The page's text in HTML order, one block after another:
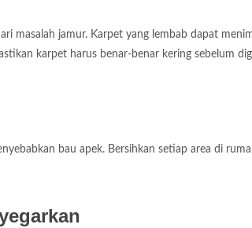
masalah jamur. Karpet yang lembab dapat
karpet harus benar-benar kering sebelum
bau apek. Bersihkan setiap area di